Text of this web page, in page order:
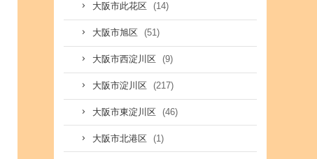
大阪市此花区 (14)
大阪市旭区 (51)
大阪市西淀川区 (9)
大阪市淀川区 (217)
大阪市東淀川区 (46)
大阪市北港区 (1)